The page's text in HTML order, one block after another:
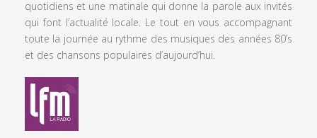
quotidiens et une matinale qui donne la parole aux invités
qui font l’actualité locale. Le tout en vous accompagnant
toute la journée au rythme des musiques des années 80’s
et des chansons populaires d’aujourd’hui.